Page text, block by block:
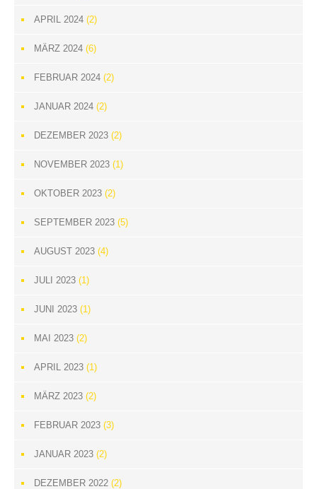
APRIL 2024 (2)
MÄRZ 2024 (6)
FEBRUAR 2024 (2)
JANUAR 2024 (2)
DEZEMBER 2023 (2)
NOVEMBER 2023 (1)
OKTOBER 2023 (2)
SEPTEMBER 2023 (5)
AUGUST 2023 (4)
JULI 2023 (1)
JUNI 2023 (1)
MAI 2023 (2)
APRIL 2023 (1)
MÄRZ 2023 (2)
FEBRUAR 2023 (3)
JANUAR 2023 (2)
DEZEMBER 2022 (2)